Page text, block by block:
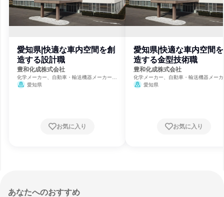
愛知県|快適な車内空間を創
造する設計職
豊和化成株式会社
化学メーカー、自動車・輸送機器メーカー、
航空宇宙・防衛
愛知県
お気に入り
愛知県|快適な車内空間
造する金型技術職
豊和化成株式会社
化学メーカー、自動車・輸送機器メー
航空宇宙・防衛
愛知県
お気に入り
あなたへのおすすめ